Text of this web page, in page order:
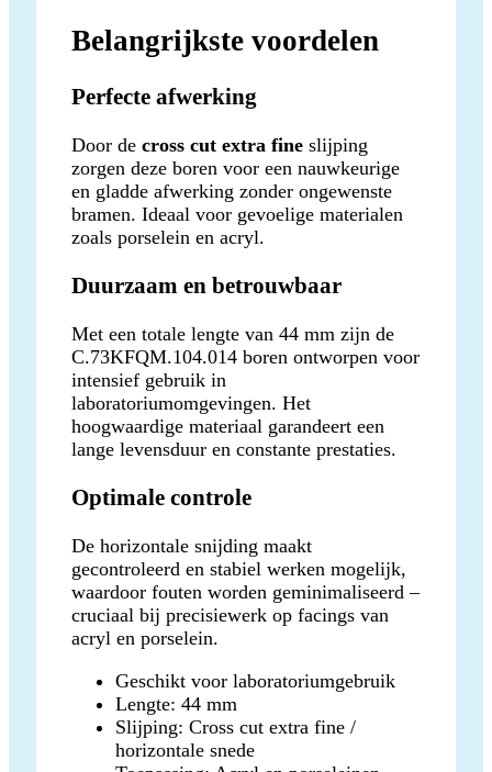
Belangrijkste voordelen
Perfecte afwerking
Door de cross cut extra fine slijping
zorgen deze boren voor een nauwkeurige
en gladde afwerking zonder ongewenste
bramen. Ideaal voor gevoelige materialen
zoals porselein en acryl.
Duurzaam en betrouwbaar
Met een totale lengte van 44 mm zijn de
C.73KFQM.104.014 boren ontworpen voor
intensief gebruik in
laboratoriumomgevingen. Het
hoogwaardige materiaal garandeert een
lange levensduur en constante prestaties.
Optimale controle
De horizontale snijding maakt
gecontroleerd en stabiel werken mogelijk,
waardoor fouten worden geminimaliseerd –
cruciaal bij precisiewerk op facings van
acryl en porselein.
Geschikt voor laboratoriumgebruik
Lengte: 44 mm
Slijping: Cross cut extra fine /
horizontale snede